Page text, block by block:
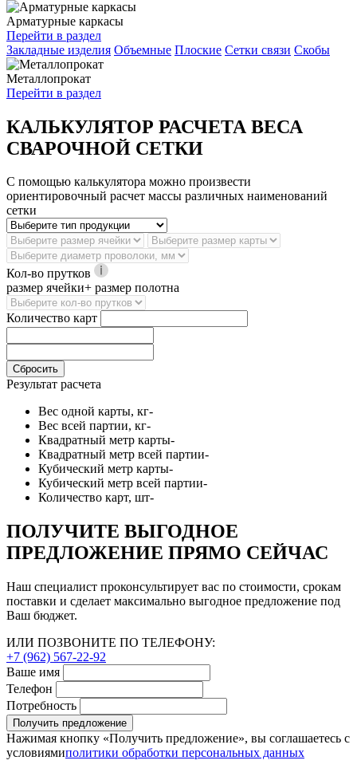
Арматурные каркасы
Перейти в раздел
Закладные изделия Объемные Плоские Сетки связи Скобы
Металлопрокат
Перейти в раздел
КАЛЬКУЛЯТОР РАСЧЕТА ВЕСА
СВАРОЧНОЙ СЕТКИ
С помощью калькулятора можно произвести
ориентировочный расчет массы различных наименований
сетки
Кол-во прутков
размер ячейки+ размер полотна
Количество карт
Сбросить
Результат расчета
Вес одной карты, кг-
Вес всей партии, кг-
Квадратный метр карты-
Квадратный метр всей партии-
Кубический метр карты-
Кубический метр всей партии-
Количество карт, шт-
ПОЛУЧИТЕ ВЫГОДНОЕ
ПРЕДЛОЖЕНИЕ ПРЯМО СЕЙЧАС
Наш специалист проконсультирует вас по стоимости, срокам
поставки и сделает максимально выгодное предложение под
Ваш бюджет.
ИЛИ ПОЗВОНИТЕ ПО ТЕЛЕФОНУ:
+7 (962) 567-22-92
Ваше имя
Телефон
Потребность
Получить предложение
Нажимая кнопку «Получить предложение», вы соглашаетесь с
условиямиполитики обработки персональных данных